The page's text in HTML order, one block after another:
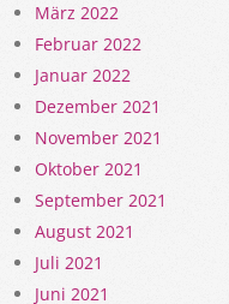
März 2022
Februar 2022
Januar 2022
Dezember 2021
November 2021
Oktober 2021
September 2021
August 2021
Juli 2021
Juni 2021